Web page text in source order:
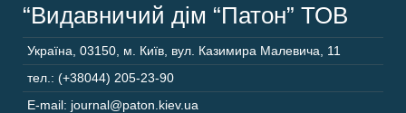
“Видавничий дім “Патон” ТОВ
Україна 03150 м. Київ, вул. Казимира Малевича, 11
тел.: (+38044) 205-23-90
E-mail: journal@paton.kiev.ua